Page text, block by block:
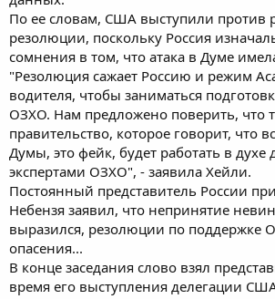
По ее словам, США выступили против
резолюции, поскольку Россия
сомнения в том, что атака в Думе
"Резолюция сажает Россию и режим
водителя, чтобы заниматься
ОЗХО. Нам предложено поверить, что
правительство, которое говорит, что
Думы, это фейк, будет работать в духе
экспертами ОЗХО", - заявила Хейли.
Постоянный представитель России
Небензя заявил, что непринятие
выразился, резолюции по поддержке
опасения...
В конце заседания слово взял
время его выступления делегации